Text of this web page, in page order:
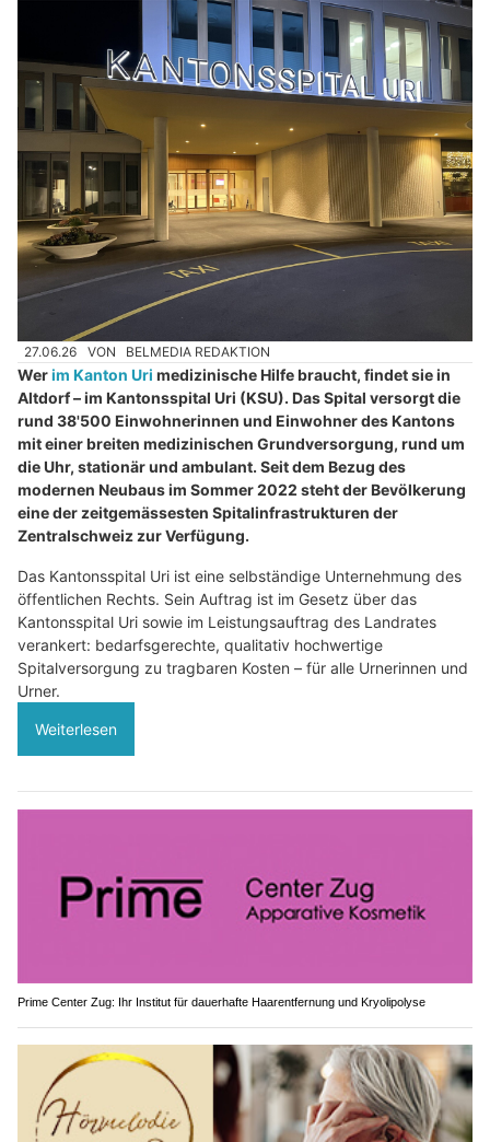
27.06.26 VON BELMEDIA REDAKTION
Werim Kanton Uri medizinische Hilfe braucht, findet sie in
Altdorf – im Kantonsspital Uri (KSU). Das Spital versorgt die
rund 38'500 Einwohnerinnen und Einwohner des Kantons
mit einer breiten medizinischen Grundversorgung, rund um
die Uhr, stationär und ambulant. Seit dem Bezug des
modernen Neubaus im Sommer 2022 steht der Bevölkerung
eine der zeitgemässesten Spitalinfrastrukturen der
Zentralschweiz zur Verfügung.
Das Kantonsspital Uri ist eine selbständige Unternehmung des
öffentlichen Rechts. Sein Auftrag ist im Gesetz über das
Kantonsspital Uri sowie im Leistungsauftrag des Landrates
verankert: bedarfsgerechte, qualitativ hochwertige
Spitalversorgung zu tragbaren Kosten – für alle Urnerinnen und
Urner.
Weiterlesen
Prime Center Zug: Ihr Institut für dauerhafte Haarentfernung und Kryolipolyse